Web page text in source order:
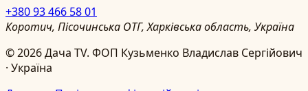
+380 93 466 58 01
Коротич, Пісочинська ОТГ, Харківська область, Україна
©2026Дача TV. ФОП Кузьменко Владислав Сергійович
· Україна